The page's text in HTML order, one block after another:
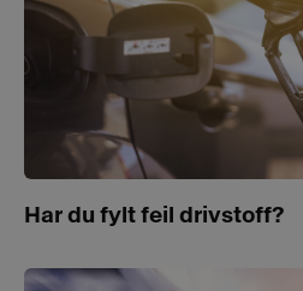
Har du fylt feil drivstoff?